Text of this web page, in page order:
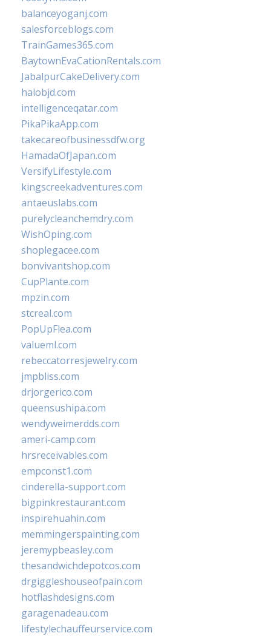
balanceyoganj.com
salesforceblogs.com
TrainGames365.com
BaytownEvaCationRentals.com
JabalpurCakeDelivery.com
halobjd.com
intelligenceqatar.com
PikaPikaApp.com
takecareofbusinessdfw.org
HamadaOfJapan.com
VersifyLifestyle.com
kingscreekadventures.com
antaeuslabs.com
purelycleanchemdry.com
WishOping.com
shoplegacee.com
bonvivantshop.com
CupPlante.com
mpzin.com
stcreal.com
PopUpFlea.com
valueml.com
rebeccatorresjewelry.com
jmpbliss.com
drjorgerico.com
queensushipa.com
wendyweimerdds.com
ameri-camp.com
hrsreceivables.com
empconst1.com
cinderella-support.com
bigpinkrestaurant.com
inspirehuahin.com
memmingerspainting.com
jeremypbeasley.com
thesandwichdepotcos.com
drgiggleshouseofpain.com
hotflashdesigns.com
garagenadeau.com
lifestylechauffeurservice.com